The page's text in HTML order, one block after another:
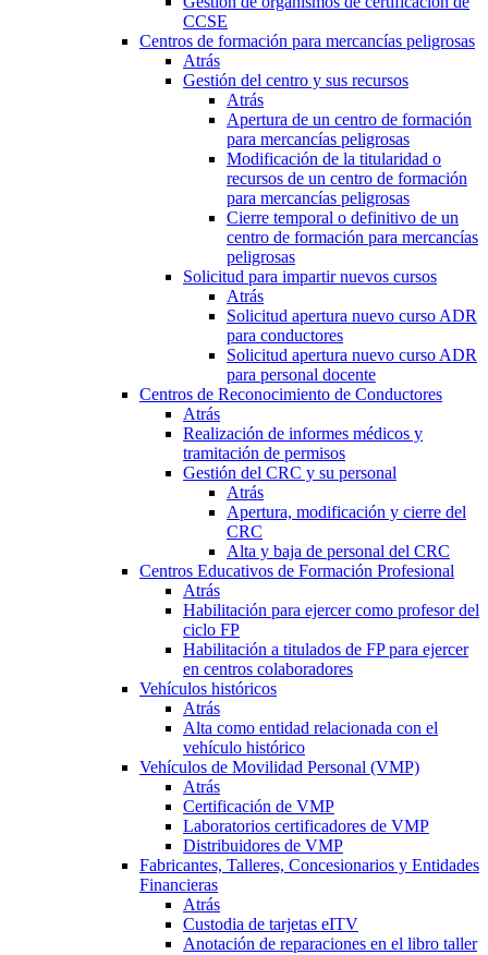
CCSE
Centros de formación para mercancías peligrosas
Atrás
Gestión del centro y sus recursos
Atrás
Apertura de un centro de formación
para mercancías peligrosas
Modificación de la titularidad o
recursos de un centro de formación
para mercancías peligrosas
Cierre temporal o definitivo de un
centro de formación para mercancías
peligrosas
Solicitud para impartir nuevos cursos
Atrás
Solicitud apertura nuevo curso ADR
para conductores
Solicitud apertura nuevo curso ADR
para personal docente
Centros de Reconocimiento de Conductores
Atrás
Realización de informes médicos y
tramitación de permisos
Gestión del CRC y su personal
Atrás
Apertura, modificación y cierre del
CRC
Alta y baja de personal del CRC
Centros Educativos de Formación Profesional
Atrás
Habilitación para ejercer como profesor del
ciclo FP
Habilitación a titulados de FP para ejercer
en centros colaboradores
Vehículos históricos
Atrás
Alta como entidad relacionada con el
vehículo histórico
Vehículos de Movilidad Personal (VMP)
Atrás
Certificación de VMP
Laboratorios certificadores de VMP
Distribuidores de VMP
Fabricantes, Talleres, Concesionarios y Entidades
Financieras
Atrás
Custodia de tarjetas eITV
Anotación de reparaciones en el libro taller